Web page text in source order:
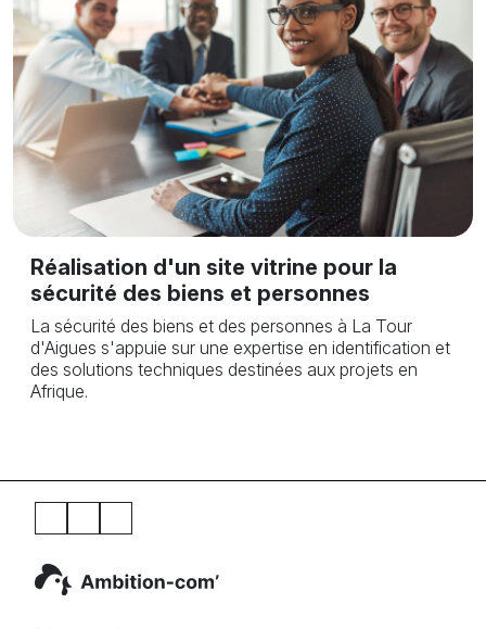
Réalisation d'un site vitrine pour la
sécurité des biens et personnes
La sécurité des biens et des personnes à La Tour
d'Aigues s'appuie sur une expertise en identification et
des solutions techniques destinées aux projets en
Afrique.